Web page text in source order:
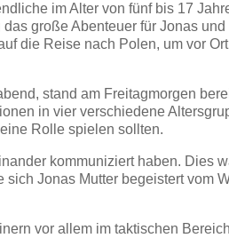
im Alter von fünf bis 17
große Abenteuer für Jonas und
die Reise nach Polen, um vor
stand am Freitagmorgen
in vier verschiedene
Rolle spielen sollten.
kommuniziert haben. Dies
Jonas Mutter begeistert vom
vor allem im taktischen